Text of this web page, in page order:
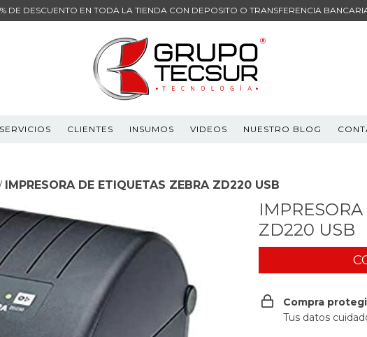
DE DESCUENTO EN TODA LA TIENDA CON DEPOSITO O TRANSFERENCIA
SERVICIOS CLIENTES INSUMOS VIDEOS NUESTRO BLOG
IMPRESORA DE ETIQUETAS ZEBRA ZD220 USB
ZD220 USB
Compra
Tus datos